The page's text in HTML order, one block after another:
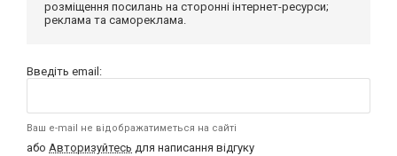
розміщення посилань на сторонні інтернет-ресурси;
реклама та самореклама.
Введіть email:
Ваш e-mail не відображатиметься на сайті
або Авторизуйтесь для написання відгуку